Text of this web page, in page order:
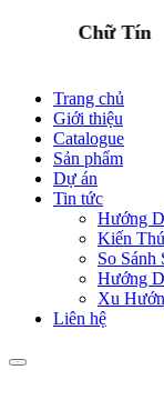
Trang chủ
Giới thiệu
Catalogue
Sản phẩm
Dự án
Tin tức
Hướng
Kiến
So Sánh
Hướng
Xu
Liên hệ